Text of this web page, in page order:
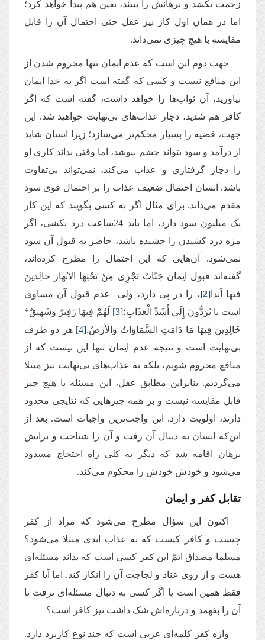
زحمت بکشد و برهانش را ببیند، یقین هم پیدا خواهد کرد؛
اما در همان اول کار نیز عقل حتی احتمال آن را قابل
مقایسه با هیچ چیزی نمی‌داند.
جهت دوم این است که عدم ایمان تنها محروم شدن از
این منافع نیست و کسی که گفته است اگر به خدا ایمان
بیاورید، آن ثواب‌ها را خواهد داشت، گفته است که اگر
کافر هم شدید، دچار عذاب‌های بی‌نهایت خواهید شد. این
جهت، قضیه را بسیار محکم‌تر می‌سازد؛ زیرا انسان شاید
از درآمد و سود بتواند چشم بپوشد، اما وقتی بداند کاری او
را دچار گرفتاری و عذاب می‌کند، نمی‌تواند بی‌تفاوت
باشد. انسان احتمال ضعیف عذاب را بر احتمال قوی سود
مقدم می‌داند. برای مثال اگر به کسی بگویند که این کار
یک میلیون سود دارد،‌ اما باید 24ساعت درد بکشی، اگر
مزه درد کشیدن را چشیده باشد، حاضر به قبول آن سود
نمی‌شود. آن‌هایی که این احتمال را مطرح کرده‌اند،
گفته‌اند قبول ایمان جَنّاتٌ تَجْرِی مِنْ تَحْتِهَا الاَنْهار خالِدینَ
فیها اَبَدا[2]، را در پی دارد، ولی عدم قبول آن مساوی
است با یُرَدُّونَ إِلَى أَشَدِّ الْعَذَابِ؛[3] لَهُمْ فِیهَا زَفِیرٌ وَشَهِیقٌ*
خَالِدِینَ فِیهَا مَا دَامَتِ السَّمَاوَاتُ وَالأَرْضُ.[4] هر دو طرف
بی‌نهایت است و نتیجه عدم ایمان تنها این نیست که از
منافع محروم شویم، بلکه به عذاب‌های بی‌نهایت نیز مبتلا
می‌گردیم. بنابراین مطابق عقل، این مسئله با هیچ چیز
قابل مقایسه نیست و بر همه چیزهایی که نتایجی محدود
دارند، اولویت دارد. این واجب‌ترین واجبات است. بعد از
این‌که انسان به دنبال آن رفت و آن را شناخت و برایش
برهان اقامه شد که دیگر به کلی راه احتجاج مسدود
می‌شود و خودش خودش را محکوم می‌کند.
تقابل کفر و ایمان
اکنون ‌این سؤال مطرح می‌شود که مراد از کفر
چیست و کافر کیست که به عذاب ابدی مبتلا می‌شود؟
مسلما مصداق اتمّ این کفر کسی است که بداند مسئله‌ای
هست و از روی عناد و لجاجت آن را انکار کند. اما آیا کفر
فقط همین است یا اگر کسی به دنبال مسئله‌ای نرفت تا
آن را بفهمد و درباره‌اش شک داشت نیز کافر است؟
واژه کفر کلمه‌ای عربی است که چند نوع کاربرد دارد.